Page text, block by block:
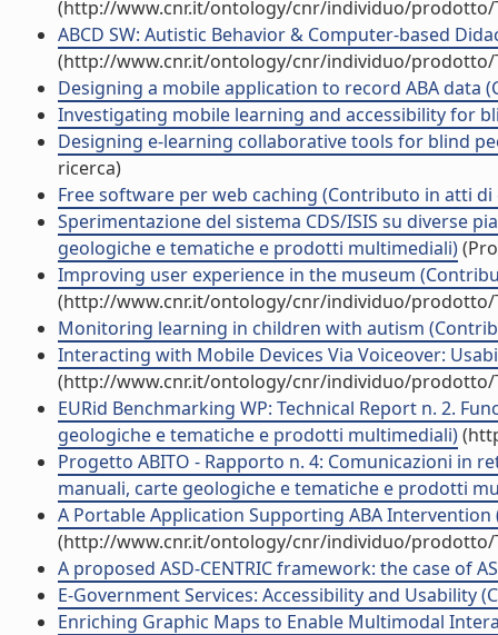
(http://www.cnr.it/ontology/cnr/individuo/prodotto/
ABCD SW: Autistic Behavior & Computer-based
(http://www.cnr.it/ontology/cnr/individuo/prodotto/
Designing a mobile application to record ABA data
Investigating mobile learning and accessibility for
Designing e-learning collaborative tools for blind
ricerca)
Free software per web caching (Contributo in atti di
Sperimentazione del sistema CDS/ISIS su diverse
geologiche e tematiche e prodotti multimediali)
Improving user experience in the museum
(http://www.cnr.it/ontology/cnr/individuo/prodotto/
Monitoring learning in children with autism
Interacting with Mobile Devices Via Voiceover:
(http://www.cnr.it/ontology/cnr/individuo/prodotto/
EURid Benchmarking WP: Technical Report n. 2.
geologiche e tematiche e prodotti multimediali)
Progetto ABITO - Rapporto n. 4: Comunicazioni in
manuali, carte geologiche e tematiche e prodotti
A Portable Application Supporting ABA
(http://www.cnr.it/ontology/cnr/individuo/prodotto/
A proposed ASD-CENTRIC framework: the case of
E-Government Services: Accessibility and Usability
Enriching Graphic Maps to Enable Multimodal